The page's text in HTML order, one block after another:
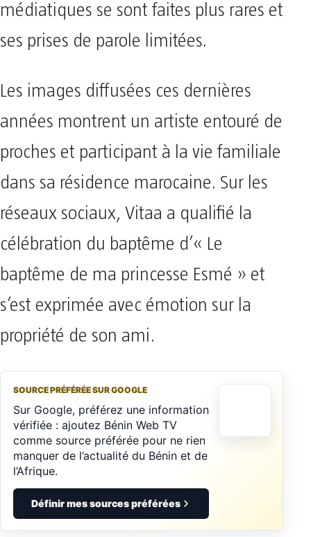
médiatiques se sont faites plus rares et
ses prises de parole limitées.
Les images diffusées ces dernières
années montrent un artiste entouré de
proches et participant à la vie familiale
dans sa résidence marocaine. Sur les
réseaux sociaux, Vitaa a qualifié la
célébration du baptême d’« Le
baptême de ma princesse Esmé » et
s’est exprimée avec émotion sur la
propriété de son ami.
SOURCE PRÉFÉRÉE SUR GOOGLE
Sur Google, préférez une information
vérifiée : ajoutez Bénin Web TV
comme source préférée pour ne rien
manquer de l’actualité du Bénin et de
l’Afrique.
Définir mes sources préférées